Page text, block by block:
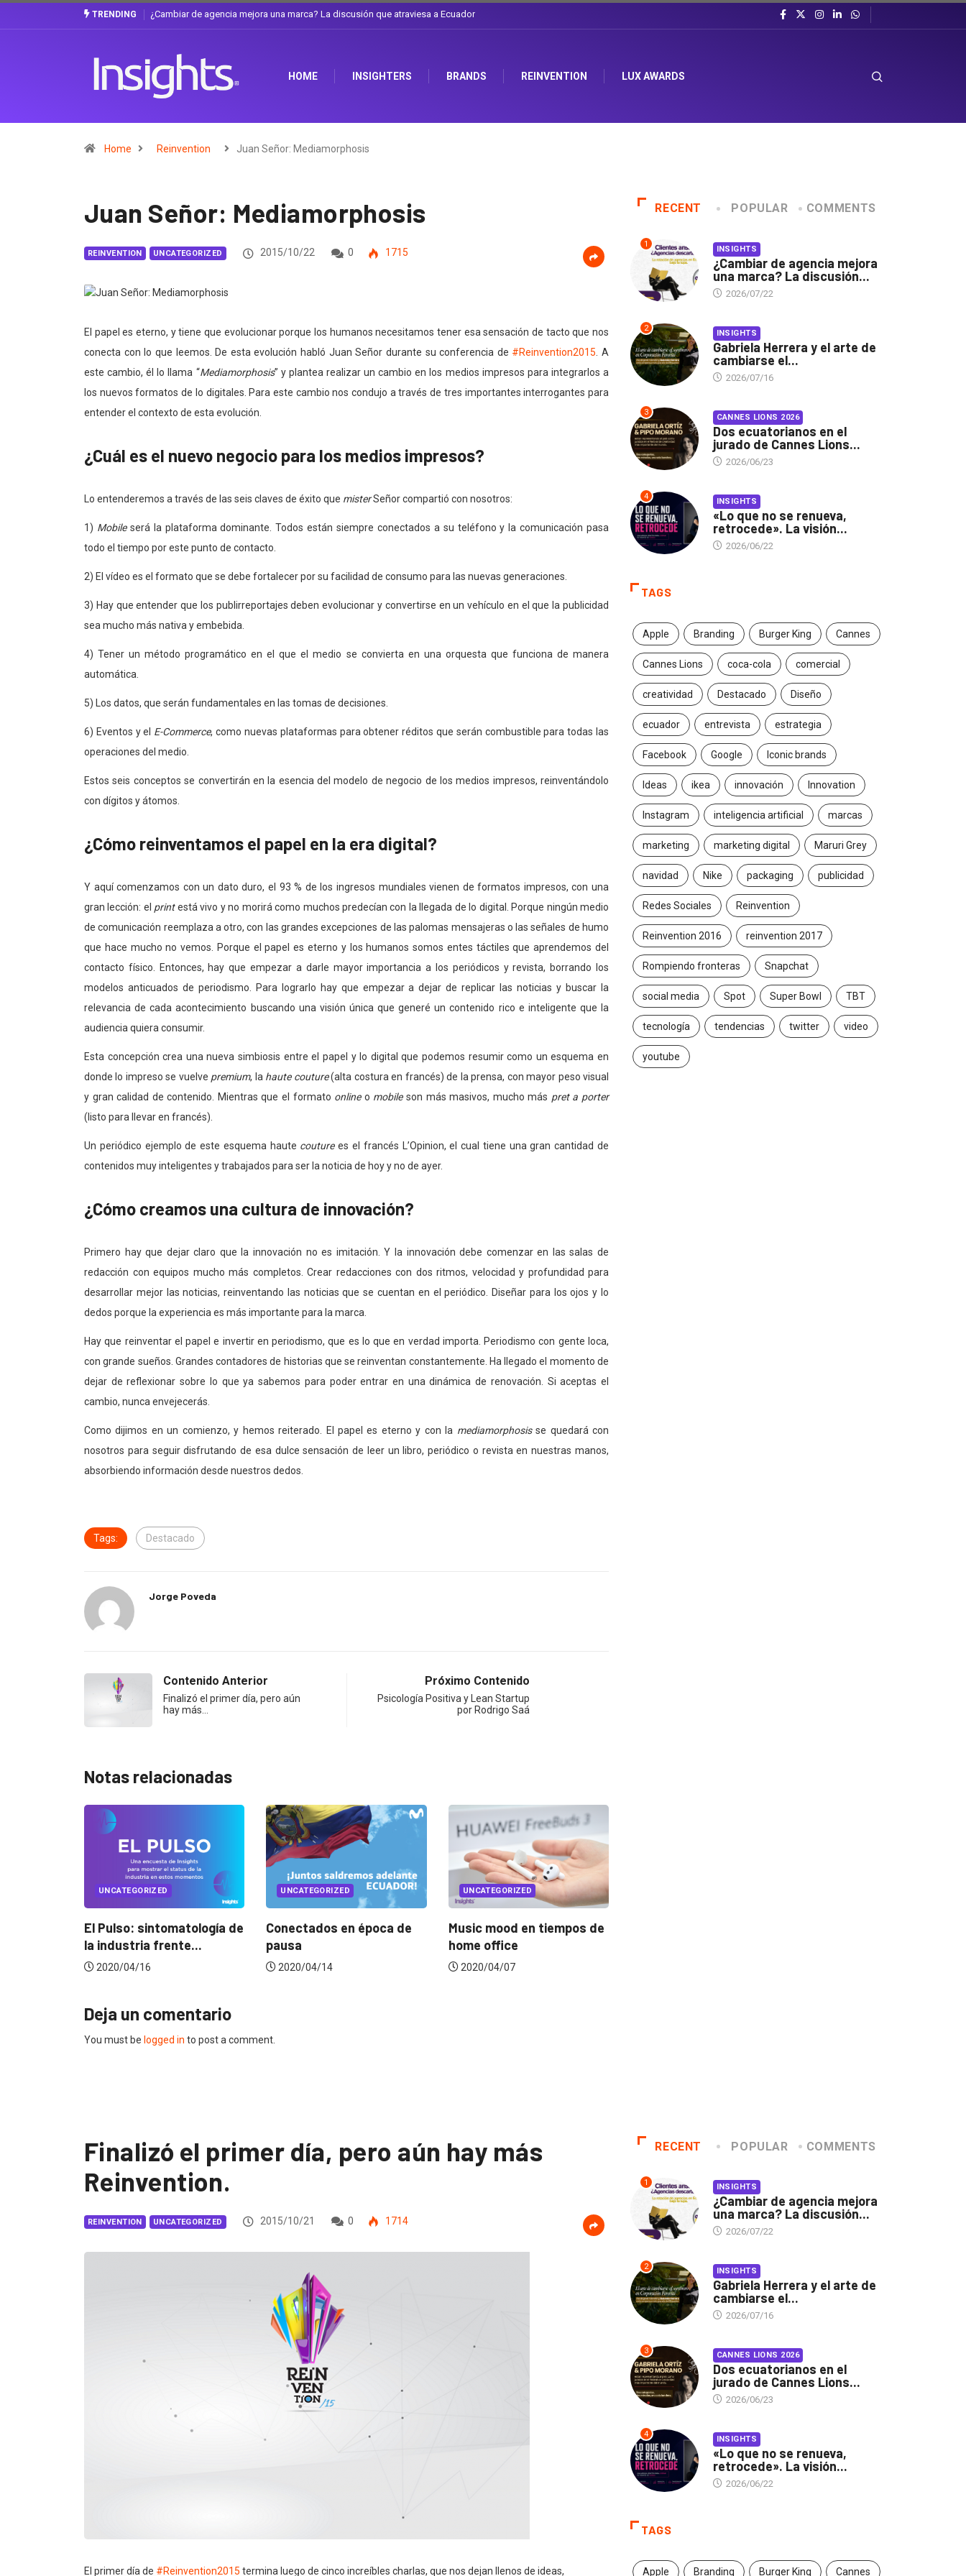
TRENDING Gabriela Herrera y el arte de cambiarse el sombrero en Corporación Favorita
HOME INSIGHTERS BRANDS REINVENTION LUX AWARDS
Home Reinvention Juan Señor: Mediamorphosis
Juan Señor: Mediamorphosis
REINVENTION UNCATEGORIZED 2015/10/22 0 1715
El papel es eterno, y tiene que evolucionar porque los humanos necesitamos tener esa sensación de tacto que nos
conecta con lo que leemos. De esta evolución habló Juan Señor durante su conferencia de #Reinvention2015 . A
este cambio, él lo llama “Mediamorphosis” y plantea realizar un cambio en los medios impresos para integrarlos a
los nuevos formatos de lo digitales. Para este cambio nos condujo a través de tres importantes interrogantes para
entender el contexto de esta evolución.
¿Cuál es el nuevo negocio para los medios impresos?
Lo entenderemos a través de las seis claves de éxito que misterSeñor compartió con nosotros:
1) Mobileserá la plataforma dominante. Todos están siempre conectados a su teléfono y la comunicación pasa
todo el tiempo por este punto de contacto.
2) El vídeo es el formato que se debe fortalecer por su facilidad de consumo para las nuevas generaciones.
3) Hay que entender que los publirreportajes deben evolucionar y convertirse en un vehículo en el que la publicidad
sea mucho más nativa y embebida.
4) Tener un método programático en el que el medio se convierta en una orquesta que funciona de manera
automática.
5) Los datos, que serán fundamentales en las tomas de decisiones.
6) Eventos y el E-Commerce, como nuevas plataformas para obtener réditos que serán combustible para todas las
operaciones del medio.
Estos seis conceptos se convertirán en la esencia del modelo de negocio de los medios impresos, reinventándolo
con dígitos y átomos.
¿Cómo reinventamos el papel en la era digital?
Y aquí comenzamos con un dato duro, el 93 % de los ingresos mundiales vienen de formatos impresos, con una
gran lección: el printestá vivo y no morirá como muchos predecían con la llegada de lo digital. Porque ningún medio
de comunicación reemplaza a otro, con las grandes excepciones de las palomas mensajeras o las señales de humo
que hace mucho no vemos. Porque el papel es eterno y los humanos somos entes táctiles que aprendemos del
contacto físico. Entonces, hay que empezar a darle mayor importancia a los periódicos y revista, borrando los
modelos anticuados de periodismo. Para lograrlo hay que empezar a dejar de replicar las noticias y buscar la
relevancia de cada acontecimiento buscando una visión única que generé un contenido rico e inteligente que la
audiencia quiera consumir.
Esta concepción crea una nueva simbiosis entre el papel y lo digital que podemos resumir como un esquema en
donde lo impreso se vuelve premium, la haute couture(alta costura en francés) de la prensa, con mayor peso visual
y gran calidad de contenido. Mientras que el formato onlineo mobileson más masivos, mucho más pret a porter
(listo para llevar en francés).
Un periódico ejemplo de este esquema haute couturees el francés L’Opinion, el cual tiene una gran cantidad de
contenidos muy inteligentes y trabajados para ser la noticia de hoy y no de ayer.
¿Cómo creamos una cultura de innovación?
Primero hay que dejar claro que la innovación no es imitación. Y la innovación debe comenzar en las salas de
redacción con equipos mucho más completos. Crear redacciones con dos ritmos, velocidad y profundidad para
desarrollar mejor las noticias, reinventando las noticias que se cuentan en el periódico. Diseñar para los ojos y lo
dedos porque la experiencia es más importante para la marca.
Hay que reinventar el papel e invertir en periodismo, que es lo que en verdad importa. Periodismo con gente loca,
con grande sueños. Grandes contadores de historias que se reinventan constantemente. Ha llegado el momento de
dejar de reflexionar sobre lo que ya sabemos para poder entrar en una dinámica de renovación. Si aceptas el
cambio, nunca envejecerás.
Como dijimos en un comienzo, y hemos reiterado. El papel es eterno y con la mediamorphosisse quedará con
nosotros para seguir disfrutando de esa dulce sensación de leer un libro, periódico o revista en nuestras manos,
absorbiendo información desde nuestros dedos.
Tags: Destacado
Jorge Poveda
Contenido Anterior
Finalizó el primer día, pero aún
hay más…
Próximo Contenido
Psicología Positiva y Lean Startup
por Rodrigo Saá
Notas relacionadas
UNCATEGORIZED
Conectados en época de
pausa
2020/04/14
UNCATEGORIZED
Music mood en tiempos de
home office
2020/04/07
UNCATEGORIZED
El Pulso: sintomatología de
la industria frente...
2020/04/16
Deja un comentario
You must be logged in to post a comment.
RECENT POPULAR COMMENTS
1 INSIGHTS
¿Cambiar de agencia mejora
una marca? La discusión...
2026/07/22
2 INSIGHTS
Gabriela Herrera y el arte de
cambiarse el...
2026/07/16
3 CANNES LIONS 2026
Dos ecuatorianos en el
jurado de Cannes Lions...
2026/06/23
4 INSIGHTS
«Lo que no se renueva,
retrocede». La visión...
2026/06/22
TAGS
Apple Branding Burger King Cannes
Cannes Lions coca-cola comercial
creatividad Destacado Diseño
ecuador entrevista estrategia
Facebook Google Iconic brands
Ideas ikea innovación Innovation
Instagram inteligencia artificial marcas
marketing marketing digital Maruri Grey
navidad Nike packaging publicidad
Redes Sociales Reinvention
Reinvention 2016 reinvention 2017
Rompiendo fronteras Snapchat
social media Spot Super Bowl TBT
tecnología tendencias twitter video
youtube
Finalizó el primer día, pero aún hay más
Reinvention.
REINVENTION UNCATEGORIZED 2015/10/21 0 1714
El primer día de #Reinvention2015 termina luego de cinco increíbles charlas, que nos dejan llenos de ideas,
RECENT POPULAR COMMENTS
1 INSIGHTS
¿Cambiar de agencia mejora
una marca? La discusión...
2026/07/22
2 INSIGHTS
Gabriela Herrera y el arte de
cambiarse el...
2026/07/16
3 CANNES LIONS 2026
Dos ecuatorianos en el
jurado de Cannes Lions...
2026/06/23
4 INSIGHTS
«Lo que no se renueva,
retrocede». La visión...
2026/06/22
TAGS
Apple Branding Burger King Cannes